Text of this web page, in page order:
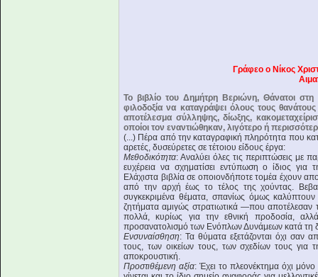
Γράφεο ο Νίκος
Το βιβλίο του Δημήτρη Βεριώνη, Θάνατοι στη
φιλοδοξία να καταγράψει όλους τους
αποτέλεσμα σύλληψης, δίωξης,
οποίοι τον εναντιώθηκαν, λιγότερο ή
(...) Πέρα από την καταγραφική πληρότητα που
αρετές, δυσεύρετες σε τέτοιου είδους έργα:
Μεθοδικότητα: Αναλύει όλες τις περιπτώσεις με
ευχέρεια να σχηματίσει εντύπωση ο ίδιος για
Ελάχιστα βιβλία σε οποιονδήποτε τομέα έχουν
από την αρχή έως το τέλος της χούντας.
συγκεκριμένα θέματα, σπανίως όμως
ζητήματα αμιγώς στρατιωτικά —που αποτέλεσαν
πολλά, κυρίως για την εθνική προδοσία,
προσανατολισμό των Ενόπλων Δυνάμεων κατά τη
Ενσυναίσθηση: Τα θύματα εξετάζονται όχι σαν
τους, των οικείων τους, των σχεδίων τους
αποκρουστική.
Προστιθέμενη αξία: Έχει το πλεονέκτημα όχι